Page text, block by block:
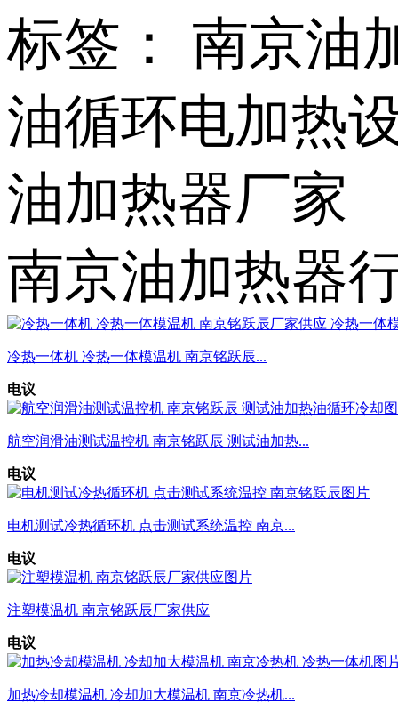
标签： 南京油
油循环电加热
油加热器厂家
南京油加热器
冷热一体机 冷热一体模温机 南京铭跃辰...
电议
航空润滑油测试温控机 南京铭跃辰 测试油加热...
电议
电机测试冷热循环机 点击测试系统温控 南京...
电议
注塑模温机 南京铭跃辰厂家供应
电议
加热冷却模温机 冷却加大模温机 南京冷热机...